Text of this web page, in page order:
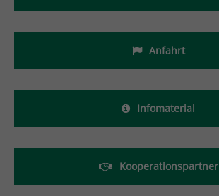
Anfahrt
Infomaterial
Kooperationspartner